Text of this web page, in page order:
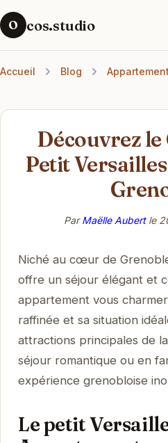
O cos.studio
Accueil Blog
Découvrez
Petit
ParMaëlle Aubertle
Niché au cœur de
offre un séjour élégant et
appartement vous
raffinée et sa situation
attractions principales de
séjour romantique ou en
expérience grenobloise
Le petit